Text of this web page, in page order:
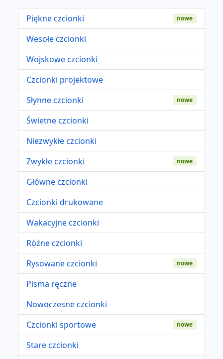
Piękne czcionki nowe
Wesołe czcionki
Wojskowe czcionki
Czcionki projektowe
Słynne czcionki
nowe
Świetne czcionki
Niezwykłe czcionki
Zwykłe czcionki
nowe
Główne czcionki
Czcionki drukowane
Wakacyjne czcionki
Różne czcionki
Rysowane czcionki
nowe
Pisma ręczne
Nowoczesne czcionki
Czcionki sportowe
nowe
Stare czcionki